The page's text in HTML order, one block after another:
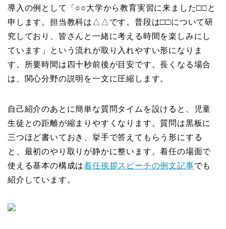
導入の例として「○○大学から教育実習に来ました□□と
申します。担当教科は△△です。普段は□□について研
究しており、皆さんと一緒に考える時間を楽しみにし
ています」という流れが取り入れやすい形になりま
す。所要時間は四十秒前後が目安です。長くなる場合
は、関心分野の説明を一文に圧縮します。
自己紹介のあとに簡単な質問タイムを設けると、児童
生徒との距離が縮まりやすくなります。質問は黒板に
三つほど書いておき、挙手で答えてもらう形にする
と、最初のやり取りが静かに整います。着任の場面で
使える基本の構成は着任挨拶スピーチの例文記事でも
紹介しています。